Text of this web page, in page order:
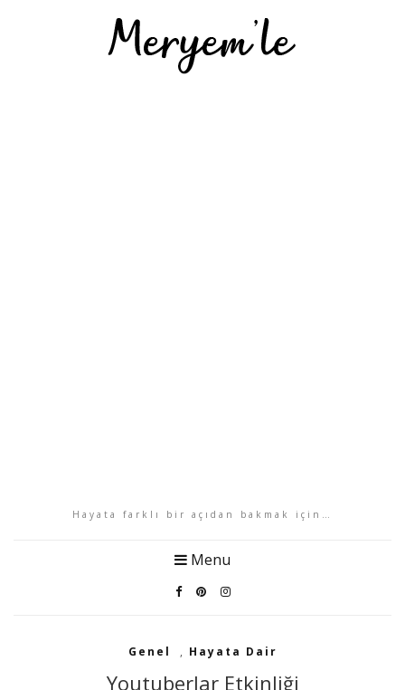
Hayata farklı bir açıdan bakmak için…
Menu
Genel , Hayata Dair
Youtuberlar Etkinliği